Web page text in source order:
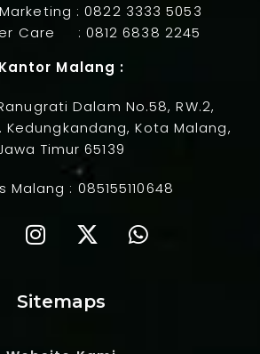
:0822 3333 5053
Care : 0812 6838 2245
Kantor Malang :
Dalam No.58, RW.2,
Kedungkandang, Kota Malang,
Timur 65139
Malang : 085155110648
Sitemaps